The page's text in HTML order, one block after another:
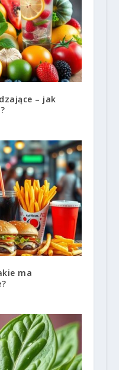
– jak
ma